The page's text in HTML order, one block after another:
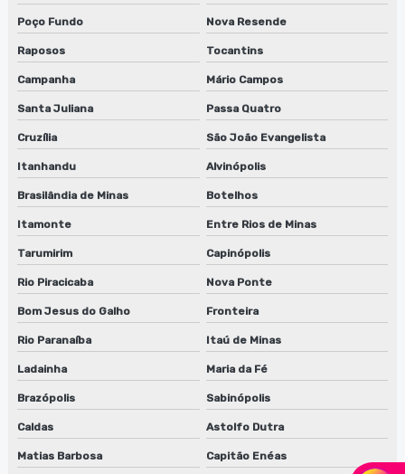
Poço Fundo Nova Resende
Raposos Tocantins
Campanha Mário Campos
Santa Juliana Passa Quatro
Cruzília São João Evangelista
Itanhandu Alvinópolis
Brasilândia de Minas Botelhos
Itamonte Entre Rios de Minas
Tarumirim Capinópolis
Rio Piracicaba Nova Ponte
Bom Jesus do Galho Fronteira
Rio Paranaíba Itaú de Minas
Ladainha Maria da Fé
Brazópolis Sabinópolis
Caldas Astolfo Dutra
Matias Barbosa Capitão Enéas